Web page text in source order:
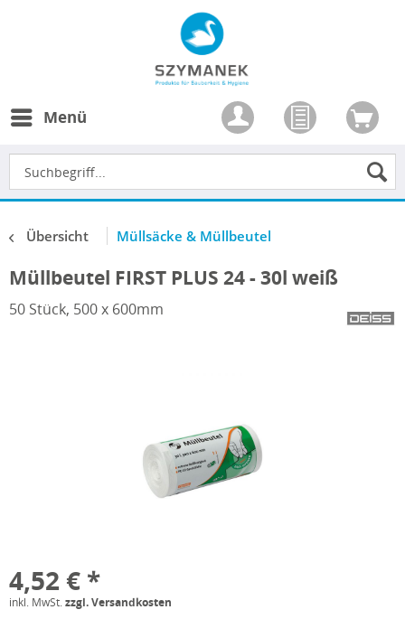
Menü
Übersicht Müllsäcke & Müllbeutel
Müllbeutel FIRST PLUS 24 - 30l weiß
50 Stück, 500 x 600mm
4,52 € *
inkl. MwSt.zzgl. Versandkosten